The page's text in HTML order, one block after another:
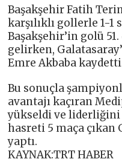
Başakşehir Fatih
karşılıklı gollerle 1-1
Başakşehir’in golü
gelirken,
Emre Akbaba
Bu sonuçla
avantajı kaçıran
yükseldi ve liderliğini
hasreti 5 maça çıkan
yaptı.
KAYNAK:TRT HABER